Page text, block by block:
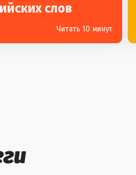
слов
Читать 10 минут